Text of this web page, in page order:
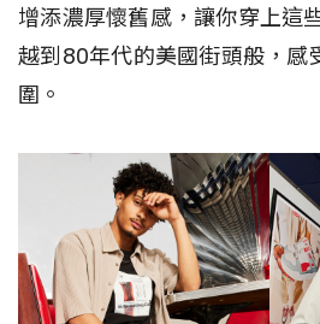
增添濃厚懷舊感，讓你穿上這
越到80年代的美國街頭般，感
圍。